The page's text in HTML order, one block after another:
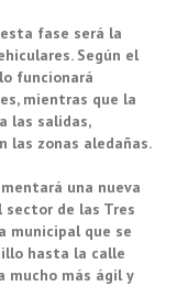
fase será la
Según el
funcionará
mientras que la
las salidas,
las zonas aledañas.
una nueva
de las Tres
municipal que se
hasta la calle
mucho más ágil y